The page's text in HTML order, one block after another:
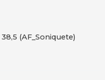
(AF_Soniquete)